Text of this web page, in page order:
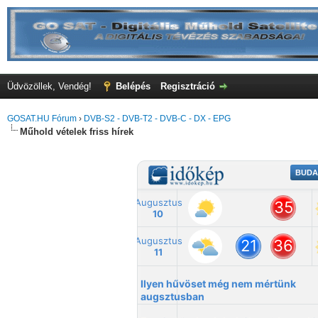
Üdvözöllek, Vendég! Belépés Regisztráció
GOSAT.HU Fórum › DVB-S2 - DVB-T2 - DVB-C - DX - EPG
Műhold vételek friss hírek